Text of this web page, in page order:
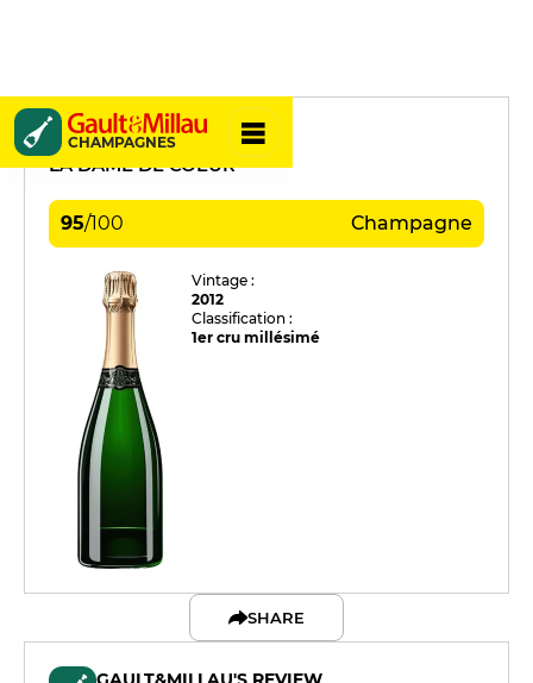
CHAMPAGNES
Frédéric Savart
LA DAME DE COEUR
95/100 Champagne
Vintage :
2012
Classification :
1er cru millésimé
SHARE